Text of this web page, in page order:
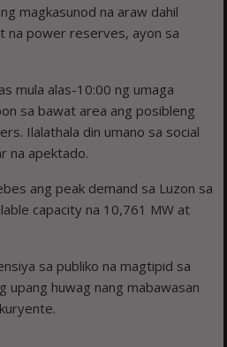
magkasunod na araw dahil
na power reserves, ayon sa
mula alas-10:00 ng umaga
sa bawat area ang posibleng
Ilalathala din umano sa social
na apektado.
ang peak demand sa Luzon sa
capacity na 10,761 MW at
sa publiko na magtipid sa
upang huwag nang mabawasan